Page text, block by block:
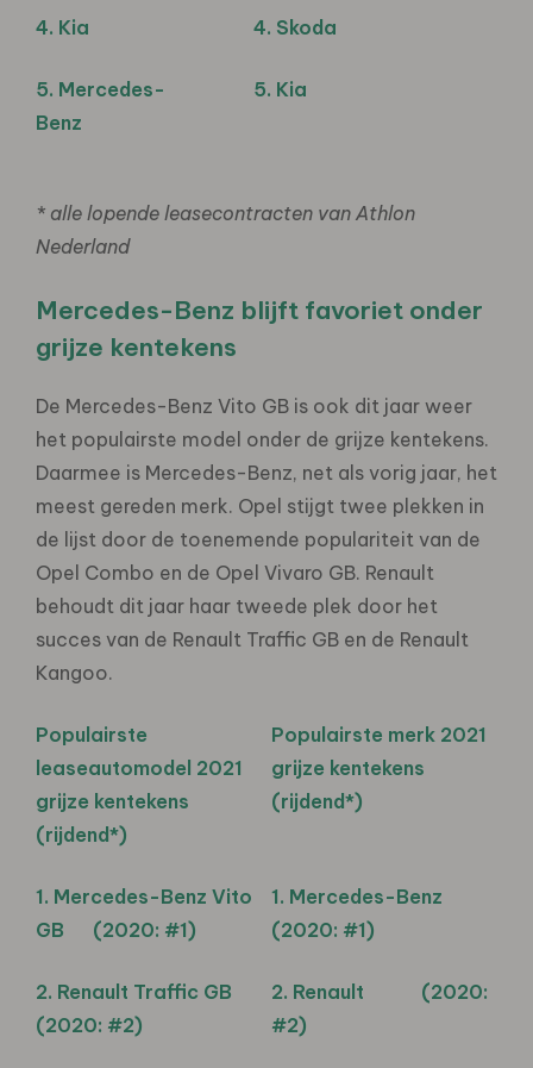
4. Kia 4. Skoda
5. Mercedes-
Benz
5. Kia
* alle lopende leasecontracten van Athlon
Nederland
Mercedes-Benz blijft favoriet onder
grijze kentekens
De Mercedes-Benz Vito GB is ook dit jaar weer
het populairste model onder de grijze kentekens.
Daarmee is Mercedes-Benz, net als vorig jaar, het
meest gereden merk. Opel stijgt twee plekken in
de lijst door de toenemende populariteit van de
Opel Combo en de Opel Vivaro GB. Renault
behoudt dit jaar haar tweede plek door het
succes van de Renault Traffic GB en de Renault
Kangoo.
Populairste
leaseautomodel 2021
grijze kentekens
(rijdend*)
Populairste merk 2021
grijze kentekens
(rijdend*)
1. Mercedes-Benz Vito
GB (2020: #1)
1. Mercedes-Benz
(2020: #1)
2. Renault Traffic GB
(2020: #2)
2. Renault (2020:
#2)